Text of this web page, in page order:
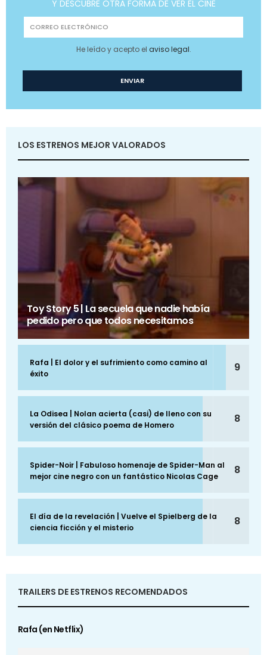
Y DESCUBRE OTRA FORMA DE VER EL CINE
He leído y acepto el aviso legal.
LOS ESTRENOS MEJOR VALORADOS
Toy Story 5 | La secuela que nadie había
pedido pero que todos necesitamos
Rafa | El dolor y el sufrimiento como camino al
éxito
9
La Odisea | Nolan acierta (casi) de lleno con su
versión del clásico poema de Homero
8
Spider-Noir | Fabuloso homenaje de Spider-Man al
mejor cine negro con un fantástico Nicolas Cage
8
El día de la revelación | Vuelve el Spielberg de la
ciencia ficción y el misterio
8
TRAILERS DE ESTRENOS RECOMENDADOS
Rafa (en Netflix)